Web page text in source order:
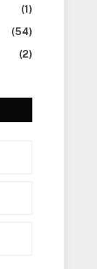
(1)
(54)
(2)